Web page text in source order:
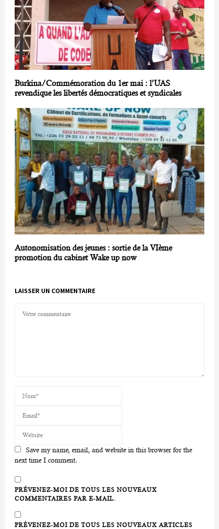
Burkina/Commémoration du 1er mai : l’UAS
revendique les libertés démocratiques et syndicales
Autonomisation des jeunes : sortie de la VIème
promotion du cabinet Wake up now
LAISSER UN COMMENTAIRE
Save my name, email, and website in this browser for the
next time I comment.
PRÉVENEZ-MOI DE TOUS LES NOUVEAUX
COMMENTAIRES PAR E-MAIL.
PRÉVENEZ-MOI DE TOUS LES NOUVEAUX ARTICLES